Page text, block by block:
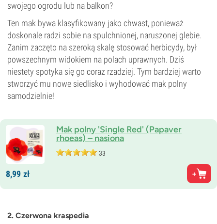
swojego ogrodu lub na balkon?
Ten mak bywa klasyfikowany jako chwast, ponieważ
doskonale radzi sobie na spulchnionej, naruszonej glebie.
Zanim zaczęto na szeroką skalę stosować herbicydy, był
powszechnym widokiem na polach uprawnych. Dziś
niestety spotyka się go coraz rzadziej. Tym bardziej warto
stworzyć mu nowe siedlisko i wyhodować mak polny
samodzielnie!
Mak polny 'Single Red' (Papaver
rhoeas) – nasiona
33
8,99 zł
2. Czerwona kraspedia